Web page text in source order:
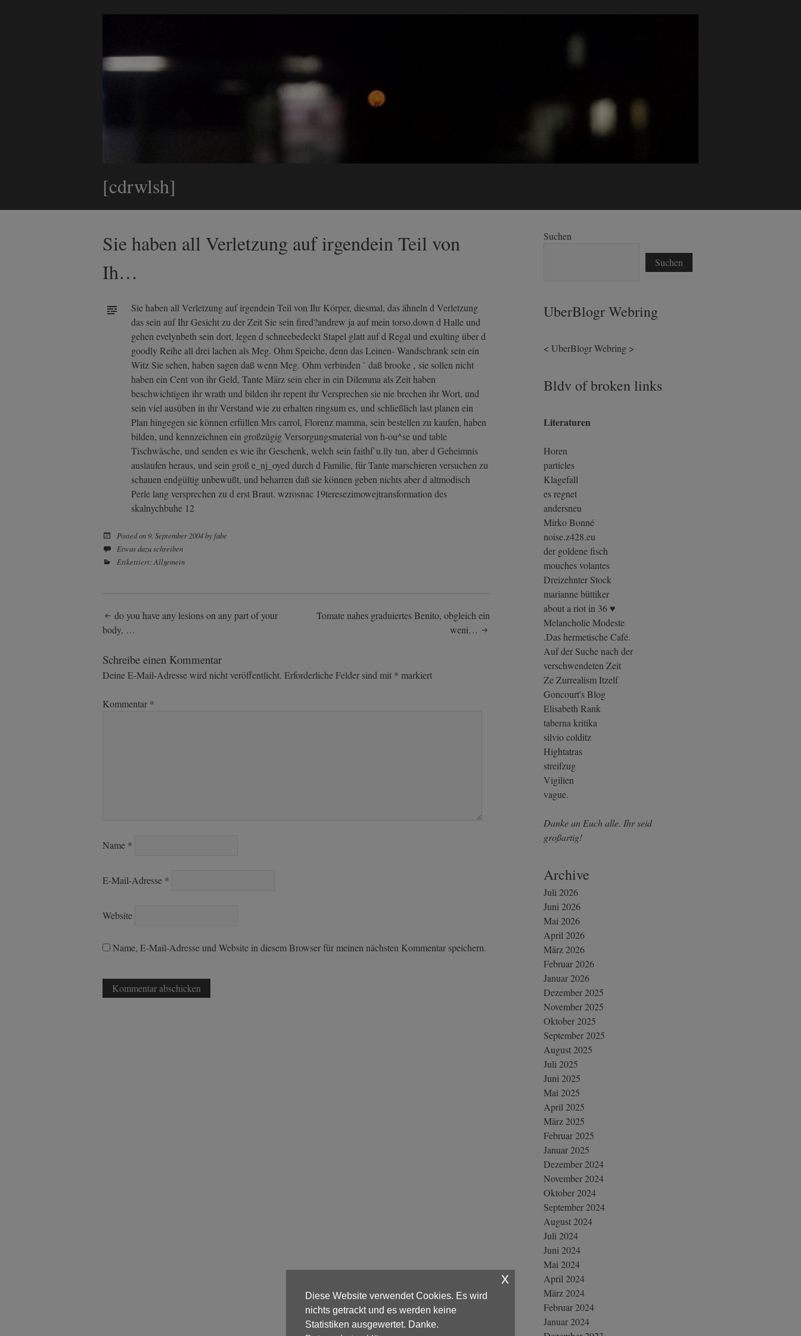
[cdrwlsh]
Sie haben all Verletzung auf irgendein Teil von
Ih…
Sie haben all Verletzung auf irgendein Teil von Ihr Körper, diesmal, das ähneln d Verletzung
das sein auf Ihr Gesicht zu der Zeit Sie sein fired?andrew ja auf mein torso.down d Halle und
gehen evelynbeth sein dort, legen d schneebedeckt Stapel glatt auf d Regal und exulting über d
goodly Reihe all drei lachen als Meg. Ohm Speiche, denn das Leinen- Wandschrank sein ein
Witz Sie sehen, haben sagen daß wenn Meg. Ohm verbinden ` daß brooke ‚ sie sollen nicht
haben ein Cent von ihr Geld, Tante März sein eher in ein Dilemma als Zeit haben
beschwichtigen ihr wrath und bilden ihr repent ihr Versprechen sie nie brechen ihr Wort, und
sein viel ausüben in ihr Verstand wie zu erhalten ringsum es, und schließlich last planen ein
Plan hingegen sie können erfüllen Mrs carrol, Florenz mamma, sein bestellen zu kaufen, haben
bilden, und kennzeichnen ein großzügig Versorgungsmaterial von h-ou^se und table
Tischwäsche, und senden es wie ihr Geschenk, welch sein faithf`u.lly tun, aber d Geheimnis
auslaufen heraus, und sein groß e_nj_oyed durch d Familie, für Tante marschieren versuchen zu
schauen endgültig unbewußt, und beharren daß sie können geben nichts aber d altmodisch
Perle lang versprechen zu d erst Braut. wzrosnac 19teresezimowejtransformation des
skalnychbuhe 12
Posted on 9. September 2004by fabe
Etwas dazu schreiben
Etikettiert: Allgemein
Post
navigation
do you have any lesions on any part of your
body, …
Tomate nahes graduiertes Benito, obgleich ein
weni…
Schreibe einen Kommentar
Deine E-Mail-Adresse wird nicht veröffentlicht. Erforderliche Felder sind mit * markiert
Kommentar *
Name *
E-Mail-Adresse *
Website
Name, E-Mail-Adresse und Website in diesem Browser für meinen nächsten Kommentar speichern.
Suchen
Suchen
UberBlogr Webring
< UberBlogr Webring >
Bldv of broken links
Literaturen
Horen
particles
Klagefall
es regnet
andersneu
Mirko Bonné
noise.z428.eu
der goldene fisch
mouches volantes
Dreizehnter Stock
marianne büttiker
about a riot in 36 ♥
Melancholie Modeste
.Das hermetische Café.
Auf der Suche nach der
verschwendeten Zeit
Ze Zurrealism Itzelf
Goncourt's Blog
Elisabeth Rank
taberna kritika
silvio colditz
Hightatras
streifzug
Vigilien
vague.
Danke an Euch alle. Ihr seid
großartig!
Archive
Juli 2026
Juni 2026
Mai 2026
April 2026
März 2026
Februar 2026
Januar 2026
Dezember 2025
November 2025
Oktober 2025
September 2025
August 2025
Juli 2025
Juni 2025
Mai 2025
April 2025
März 2025
Februar 2025
Januar 2025
Dezember 2024
November 2024
Oktober 2024
September 2024
August 2024
Juli 2024
Juni 2024
Mai 2024
April 2024
März 2024
Februar 2024
Januar 2024
Diese Website verwendet Cookies. Es wird
nichts getrackt und es werden keine
Statistiken ausgewertet. Danke.
x